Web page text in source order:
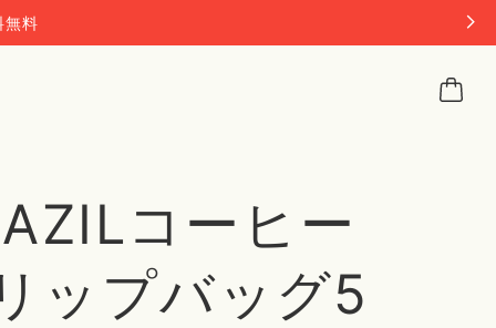
料
コーヒー
ップバッグ5